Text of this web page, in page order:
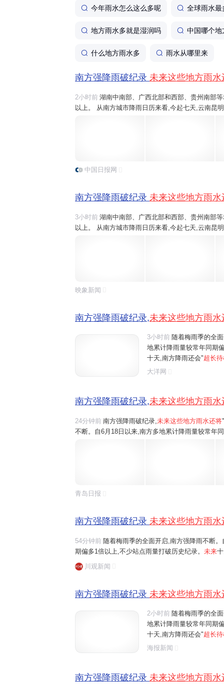
今年雨水怎么这么多呢 全球雨水最
地方雨水多就是湿润吗 中国哪个地
什么地方雨水多 雨水从哪里来
南方强降雨破纪录 未来这些地方雨水
2小时前 湖南中南部、广西北部和西部、贵州南部
以上。 从南方城市降雨日历来看,今起七天,云南昆
中国日报网
南方强降雨破纪录 未来这些地方雨水
3小时前 湖南中南部、广西北部和西部、贵州南部
以上。 从南方城市降雨日历来看,今起七天,云南昆
映象新闻
南方强降雨破纪录,未来这些地方雨水
3小时前 随着梅雨季的全
地累计降雨量较常年同期
十天,南方降雨还会"超长
到江南中南部一带。 刚刚
大洋网
南方强降雨破纪录,未来这些地方雨水
24分钟前 南方强降雨破纪录, 未来这些地方雨水还将"
不断。自6月18日以来,南方多地累计降雨量较常年
青岛日报
南方强降雨破纪录 未来这些地方雨水
54分钟前 随着梅雨季的全面开启,南方强降雨不断
期偏多1倍以上,不少站点雨量打破历史纪录。 未来
轮番影响贵州、广西北部到江南中南部一带。刚刚
城市未来七天降雨全勤?一组数据为你揭晓。
川观新闻
南方强降雨破纪录 未来这些地方雨水
2小时前 随着梅雨季的全
地累计降雨量较常年同期
十天,南方降雨还会"超长
到江南中南部一带。刚刚
海报新闻
南方强降雨破纪录 未来这些地方雨水